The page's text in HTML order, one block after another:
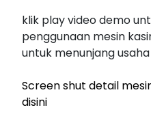
klik play video demo
penggunaan mesin
untuk menunjang
Screen shut detail
disini